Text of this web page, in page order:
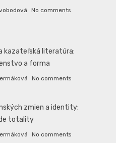
No comments
kazateľská literatúra:
a forma
No comments
zmien a identity:
totality
No comments